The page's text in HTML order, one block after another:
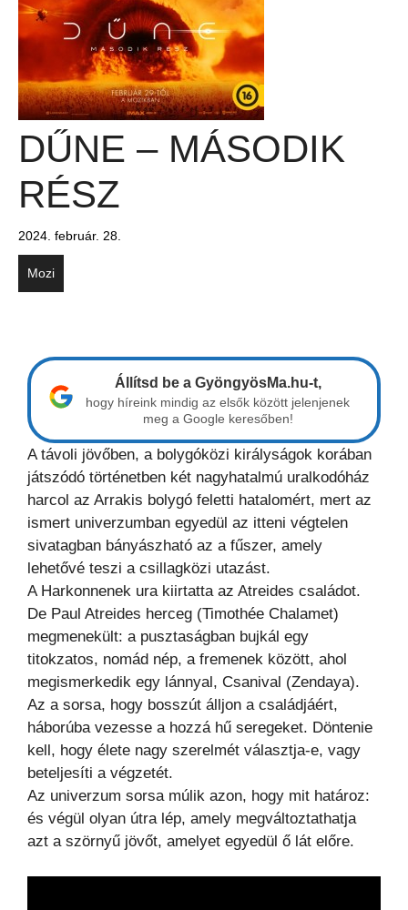
DŰNE – MÁSODIK
RÉSZ
2024. február. 28.
Mozi
Állítsd be a GyöngyösMa.hu-t,
hogy híreink mindig az elsők között jelenjenek
meg a Google keresőben!
A távoli jövőben, a bolygóközi királyságok korában
játszódó történetben két nagyhatalmú uralkodóház
harcol az Arrakis bolygó feletti hatalomért, mert az
ismert univerzumban egyedül az itteni végtelen
sivatagban bányászható az a fűszer, amely
lehetővé teszi a csillagközi utazást.
A Harkonnenek ura kiirtatta az Atreides családot.
De Paul Atreides herceg (Timothée Chalamet)
megmenekült: a pusztaságban bujkál egy
titokzatos, nomád nép, a fremenek között, ahol
megismerkedik egy lánnyal, Csanival (Zendaya).
Az a sorsa, hogy bosszút álljon a családjáért,
háborúba vezesse a hozzá hű seregeket. Döntenie
kell, hogy élete nagy szerelmét választja-e, vagy
beteljesíti a végzetét.
Az univerzum sorsa múlik azon, hogy mit határoz:
és végül olyan útra lép, amely megváltoztathatja
azt a szörnyű jövőt, amelyet egyedül ő lát előre.